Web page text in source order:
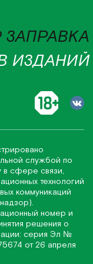
ЗАПРАВКА
ИЗДАНИЙ
службой по
в сфере связи,
технологий
коммуникаций
номер и
решения о
серия Эл №
от 26 апреля